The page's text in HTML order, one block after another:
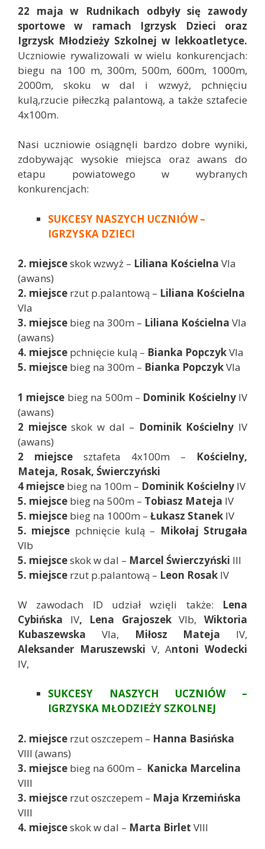
22 maja w Rudnikach odbyły się zawody
sportowe w ramach Igrzysk Dzieci oraz
Igrzysk Młodzieży Szkolnej w lekkoatletyce.
Uczniowie rywalizowali w wielu konkurencjach:
biegu na 100 m, 300m, 500m, 600m, 1000m,
2000m, skoku w dal i wzwyż, pchnięciu
kulą,rzucie piłeczką palantową, a także sztafecie
4x100m.
Nasi uczniowie osiągnęli bardzo dobre wyniki,
zdobywając wysokie miejsca oraz awans do
etapu powiatowego w wybranych
konkurencjach:
SUKCESY NASZYCH UCZNIÓW –
IGRZYSKA DZIECI
2. miejsceskok wzwyż – Liliana Kościelna VIa
(awans)
2. miejsce rzut p.palantową – Liliana Kościelna
VIa
3. miejsce bieg na 300m – Liliana Kościelna VIa
(awans)
4. miejsce pchnięcie kulą – Bianka PopczykVIa
5. miejsce bieg na 300m – Bianka PopczykVIa
1 miejsce bieg na 500m – Dominik KościelnyIV
(awans)
2 miejsceskok w dal – Dominik Kościelny IV
(awans)
2 miejsce sztafeta 4x100m – Kościelny,
Mateja, Rosak, Świerczyński
4 miejsce bieg na 100m – Dominik Kościelny IV
5. miejsce bieg na 500m – Tobiasz Mateja IV
5. miejsce bieg na 1000m – Łukasz Stanek IV
5. miejsce pchnięcie kulą – Mikołaj Strugała
VIb
5. miejsceskok w dal – Marcel Świerczyński III
5. miejsce rzut p.palantową – Leon Rosak IV
W zawodach ID udział wzięli także: Lena
Cybińska IV, Lena GrajoszekVIb,Wiktoria
Kubaszewska VIa, Miłosz Mateja IV,
Aleksander Maruszewski V, Antoni Wodecki
IV,
SUKCESY NASZYCH UCZNIÓW –
IGRZYSKA MŁODZIEŻY SZKOLNEJ
2. miejsce rzut oszczepem – Hanna Basińska
VIII (awans)
3. miejsce bieg na 600m – Kanicka Marcelina
VIII
3. miejsce rzut oszczepem – Maja Krzemińska
VIII
4. miejsceskok w dal – Marta Birlet VIII